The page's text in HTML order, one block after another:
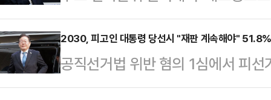
선 후보 가운데 누가 가…
중 3명 꼴로 나타났다.해당 조사는
공정㈜에 의뢰해 지난 3~4일 전국
대상으로 100% 무선 ARS 방식을
위험한 정치인'은 이재명 더불어민
는 '가장 위험한 정치인' 여론조사
3배 이상의 수치로 압도했다.데일
㈜에 의뢰해 지난 3~4일 100% 무
2030, 피고인 대통령 당선시 "재판 계속해야"
공직선거법 위반 혐의 1심에서 피
선고받은 이재명 더불어민주당 대